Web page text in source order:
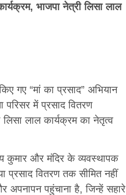
भाजपा नेत्री लिसा लाल
गए “मां का प्रसाद” अभियान
परिसर में प्रसाद वितरण
लाल कार्यक्रम का नेतृत्व
कुमार और मंदिर के व्यवस्थापक
प्रसाद वितरण तक सीमित नहीं
पहुंचाना है, जिन्हें सहारे